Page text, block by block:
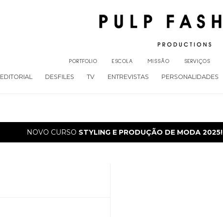
PORTFOLIO ESCOLA MISSÃO SERVIÇOS
EDITORIAL DESFILES TV ENTREVISTAS PERSONALIDADES
NOVO CURSO STYLING E PRODUÇÃO DE MODA 2025!